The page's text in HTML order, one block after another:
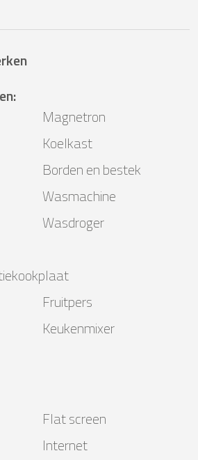
:
Magnetron
Koelkast
Borden en bestek
Wasmachine
Wasdroger
Fruitpers
Keukenmixer
Flat screen
Internet